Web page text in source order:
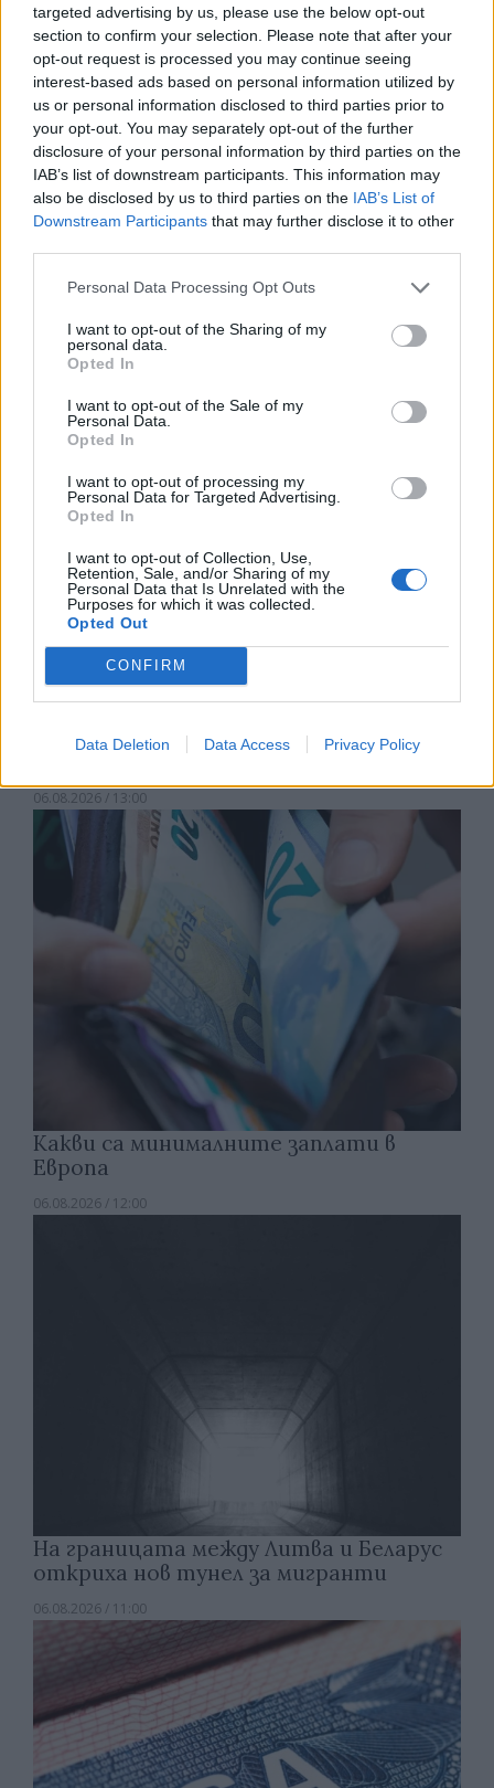
targeted advertising by us, please use the below opt-out
section to confirm your selection. Please note that after your
opt-out request is processed you may continue seeing
interest-based ads based on personal information utilized by
us or personal information disclosed to third parties prior to
your opt-out. You may separately opt-out of the further
disclosure of your personal information by third parties on the
IAB’s list of downstream participants. This information may
also be disclosed by us to third parties on the IAB’s List of
Downstream Participants that may further disclose it to other
Personal Data Processing Opt Outs
I want to opt-out of the Sharing of my
personal data.
Opted In
I want to opt-out of the Sale of my
Personal Data.
Opted In
I want to opt-out of processing my
Personal Data for Targeted Advertising.
Opted In
I want to opt-out of Collection, Use,
Retention, Sale, and/or Sharing of my
Personal Data that Is Unrelated with the
Purposes for which it was collected.
Opted Out
CONFIRM
Data Deletion Data Access Privacy Policy
Спадането на Дунав принуди Румъния
електроцентрала
06.08.2026 / 15:30
може да стане най-богатият
06.08.2026 / 13:00
Какви са минималните заплати в
Европа
06.08.2026 / 12:00
На границата между Литва и Беларус
откриха нов тунел за мигранти
06.08.2026 / 11:00